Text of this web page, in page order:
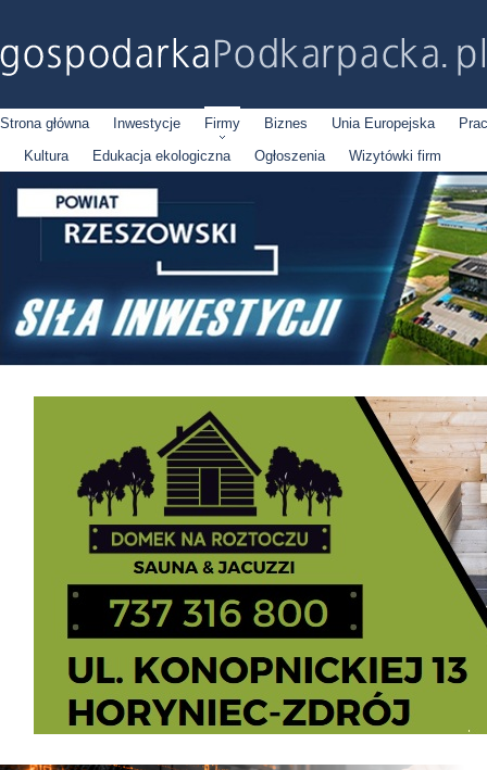
Strona główna Inwestycje Firmy Biznes Unia Europejska
Kultura
Edukacja ekologiczna Ogłoszenia Wizytówki firm